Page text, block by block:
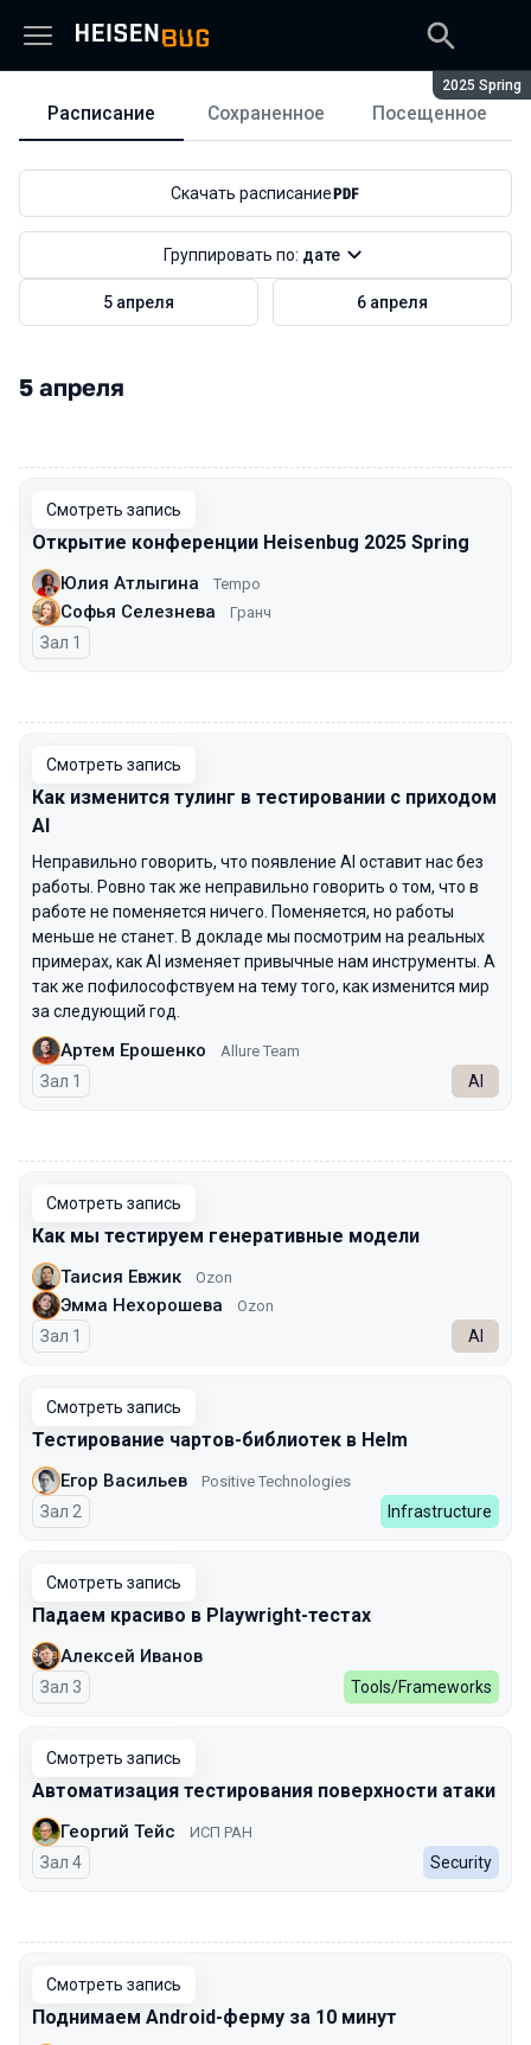
Сезон:
2025 Spring
Расписание
Расписание Сохраненное Посещенное
5 апреля 6 апреля
Скачать расписание
Группировать по: дате
5 апреля
Смотреть запись
Открытие конференции Heisenbug 2025 Spring
Юлия Атлыгина Tempo
Софья Селезнева Гранч
Зал 1
Смотреть запись
Как изменится тулинг в тестировании с приходом
AI
Неправильно говорить, что появление AI оставит нас без
работы. Ровно так же неправильно говорить о том, что в
работе не поменяется ничего. Поменяется, но работы
меньше не станет. В докладе мы посмотрим на реальных
примерах, как AI изменяет привычные нам инструменты. А
так же пофилософствуем на тему того, как изменится мир
за следующий год.
Артем Ерошенко Allure Team
Зал 1 AI
Смотреть запись
Как мы тестируем генеративные модели
Таисия Евжик Ozon
Эмма Нехорошева Ozon
Зал 1 AI
Смотреть запись
Тестирование чартов-библиотек в Helm
Егор Васильев Positive Technologies
Зал 2 Infrastructure
Смотреть запись
Падаем красиво в Playwright-тестах
Алексей Иванов
Зал 3 Tools/Frameworks
Смотреть запись
Автоматизация тестирования поверхности атаки
Георгий Тейс ИСП РАН
Зал 4 Security
Смотреть запись
Поднимаем Android-ферму за 10 минут